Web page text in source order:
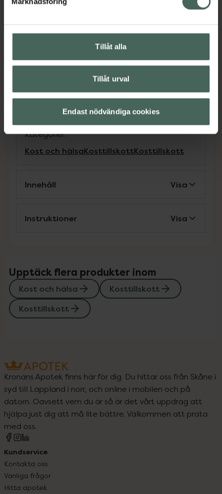
Tillåt alla
Tillåt urval
Endast nödvändiga cookies
vatten och har en frisk smak av äpple och
päron.
Produkten är 100% veganvänlig. Holistics
Jämförpris 815,16 kr/kg
07350012337353
Kategorier:
Kost och hälsaKosttillskottKosttillskott
Innehåll Visa
Instruktioner Visa
Upptäck flera produkter inom
Kost och hälsa
Kosttillskott
Kosttillskott
Kronans Apotek finns här för dig. Du hittar oss från Skåne i
syd till Lappland i norr, och online i mobilen och på
datorn. Oavsett vem du är så är det vårt uppdrag att
hjälpa just dig att må lite bättre. Välkommen att prata
med oss.
Kundservice
Kontakta oss
Vanliga frågor
Hitta apotek